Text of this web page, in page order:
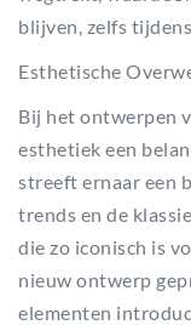
blijven, zelfs
Esthetische
Bij het ontwerpen
esthetiek een
streeft ernaar een
trends en de
die zo iconisch is
nieuw ontwerp
elementen